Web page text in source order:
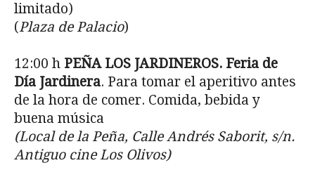
limitado)
(Plaza de Palacio)
12:00 h PEÑA LOS JARDINEROS. Feria de
Día Jardinera. Para tomar el aperitivo antes
de la hora de comer. Comida, bebida y
buena música
(Local de la Peña, Calle Andrés Saborit, s/n.
Antiguo cine Los Olivos)